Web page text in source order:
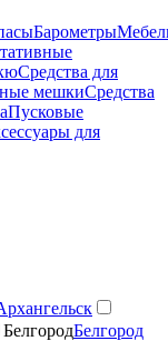
Барометры
Средства для
мешкиСредства
Пусковые
для
БелгородБелгород